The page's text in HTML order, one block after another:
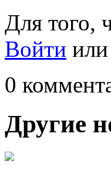
Для того,
Войти или
0
Другие